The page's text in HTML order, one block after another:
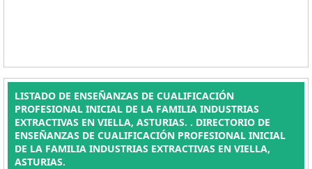
LISTADO DE ENSEÑANZAS DE CUALIFICACIÓN
PROFESIONAL INICIAL DE LA FAMILIA INDUSTRIAS
EXTRACTIVAS EN VIELLA, ASTURIAS. . DIRECTORIO DE
ENSEÑANZAS DE CUALIFICACIÓN PROFESIONAL INICIAL
DE LA FAMILIA INDUSTRIAS EXTRACTIVAS EN VIELLA,
ASTURIAS.